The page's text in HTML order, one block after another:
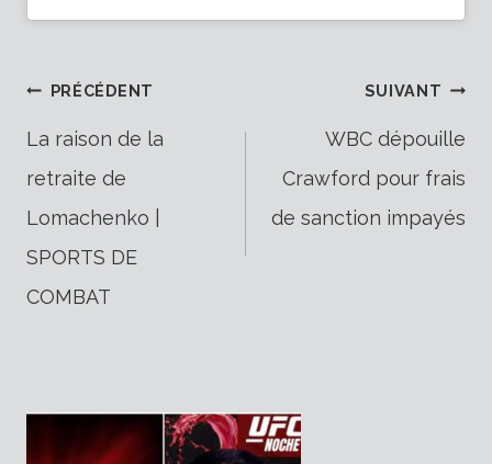
Navigation
de
l’article
PRÉCÉDENT
La raison de la
retraite de
Lomachenko |
SPORTS DE
COMBAT
SUIVANT
WBC dépouille
Crawford pour frais
de sanction impayés